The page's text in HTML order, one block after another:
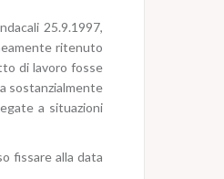
25.9.1997,
ritenuto
di lavoro fosse
sostanzialmente
a situazioni
fissare alla data